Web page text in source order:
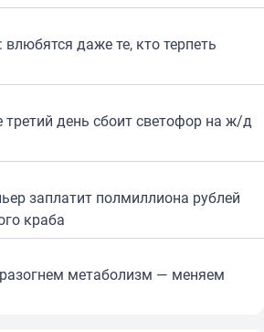
даже те, кто терпеть
день сбоит светофор на ж/д
заплатит полмиллиона рублей
краба
метаболизм — меняем